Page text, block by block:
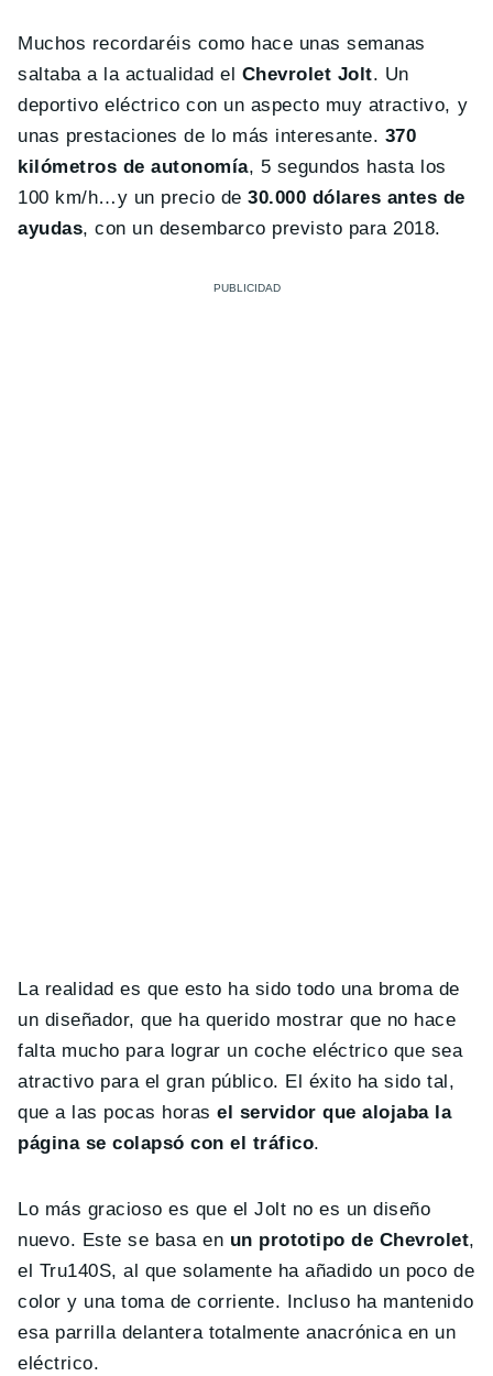
Muchos recordaréis como hace unas semanas
saltaba a la actualidad el Chevrolet Jolt. Un
deportivo eléctrico con un aspecto muy atractivo, y
unas prestaciones de lo más interesante. 370
kilómetros de autonomía, 5 segundos hasta los
100 km/h…y un precio de30.000 dólares antes de
ayudas, con un desembarco previsto para 2018.
La realidad es que esto ha sido todo una broma de
un diseñador, que ha querido mostrar que no hace
falta mucho para lograr un coche eléctrico que sea
atractivo para el gran público. El éxito ha sido tal,
que a las pocas horasel servidor que alojaba la
página se colapsó con el tráfico.
Lo más gracioso es que el Jolt no es un diseño
nuevo. Este se basa en un prototipo de Chevrolet,
el Tru140S, al que solamente ha añadido un poco de
color y una toma de corriente. Incluso ha mantenido
esa parrilla delantera totalmente anacrónica en un
eléctrico.